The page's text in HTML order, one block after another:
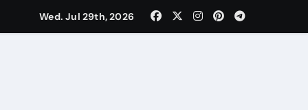
Wed. Jul 29th, 2026